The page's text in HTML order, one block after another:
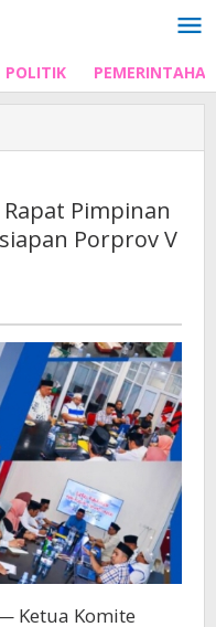
POLITIK
Pimpinan
Porprov V
Ketua Komite